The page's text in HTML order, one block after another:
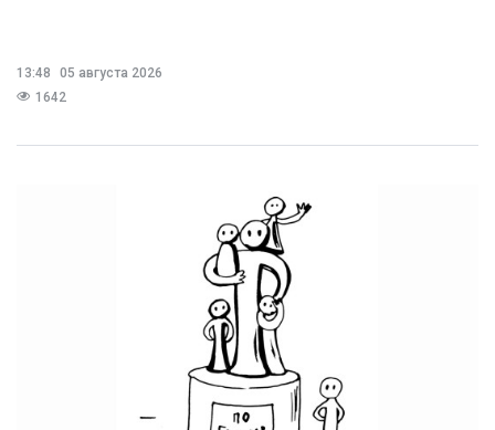
13:48
05 августа 2026
1642